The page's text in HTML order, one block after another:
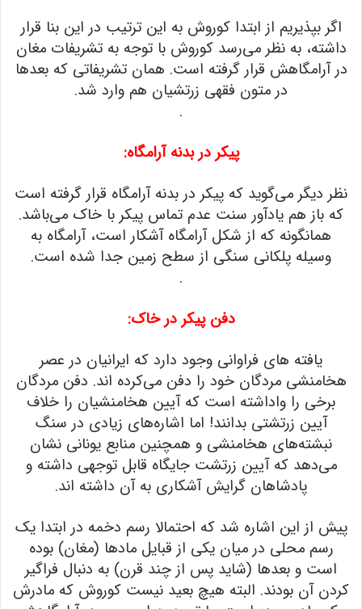
اگر بپذیریم از ابتدا کوروش به این ترتیب در این بنا قرار
داشته، به نظر می‌رسد کوروش با توجه به تشریفات مغان
در آرامگاهش قرار گرفته است. همان تشریفاتی که بعدها
در متون فقهی زرتشیان هم وارد شد.
.
پیکر در بدنه آرامگاه:
نظر دیگر می‌گوید که پیکر در بدنه آرامگاه قرار گرفته است
که باز هم یادآور سنت عدم تماس پیکر با خاک می‌باشد.
همانگونه که از شکل آرامگاه آشکار است، آرامگاه به
وسیله پلکانی سنگی از سطح زمین جدا شده است.
.
دفن پیکر در خاک:
یافته های فراوانی وجود دارد که ایرانیان در عصر
هخامنشی مردگان خود را دفن می‌کرده اند. دفن مردگان
برخی را واداشته است که آیین هخامنشیان را خلاف
آیین زرتشتی بدانند! اما اشاره‌های زیادی در سنگ
نبشته‌های هخامنشی و همچنین منابع یونانی نشان
می‌دهد که آیین زرتشت جایگاه قابل توجهی داشته و
پادشاهان گرایش آشکاری به آن داشته اند.
پیش از این اشاره شد که احتمالا رسم دخمه در ابتدا یک
رسم محلی در میان یکی از قبایل مادها (مغان) بوده
است و بعدها (شاید پس از چند قرن) به دنبال فراگیر
کردن آن بودند. البته هیچ بعید نیست کوروش که مادرش